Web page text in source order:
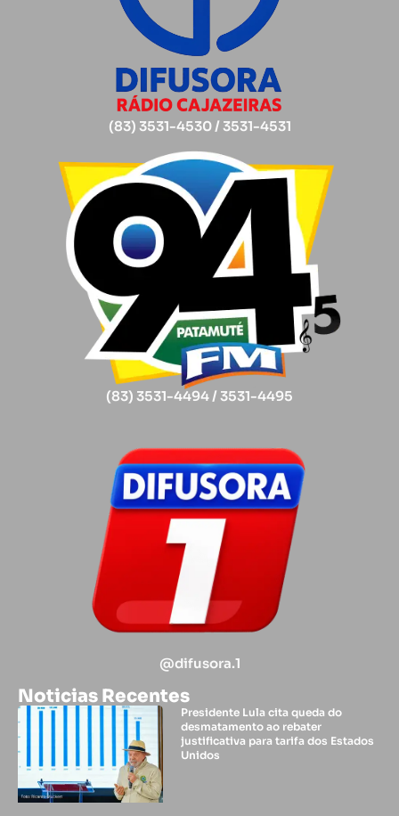
(83) 3531-4530 / 3531-4531
(83) 3531-4494 / 3531-4495
@difusora.1
Noticias Recentes
Presidente Lula cita queda do
desmatamento ao rebater
justificativa para tarifa dos Estados
Unidos